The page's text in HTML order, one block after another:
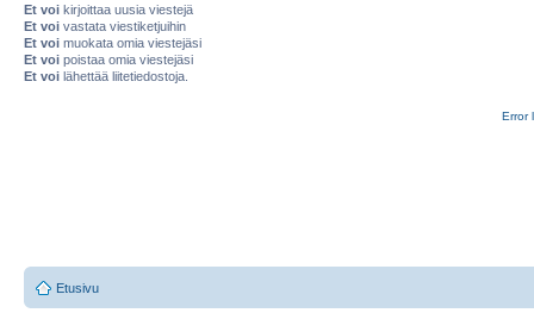
Et voi kirjoittaa uusia viestejä
Et voi vastata viestiketjuihin
Et voi muokata omia viestejäsi
Et voi poistaa omia viestejäsi
Et voi lähettää liitetiedostoja.
Error
Etusivu